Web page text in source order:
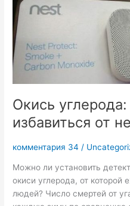
Окись
избавиться от
комментария 34 /
Можно ли установить
окиси углерода, от которой
людей? Число смертей от
всего
избавиться
от
нее?